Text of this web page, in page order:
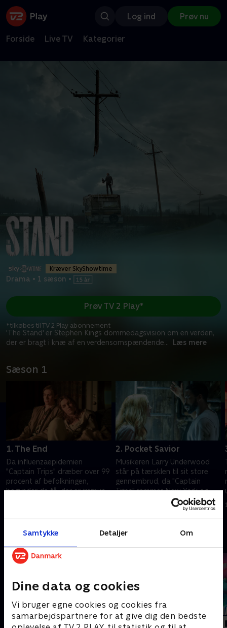
Samtykke Detaljer Om
Dine data og cookies
Vi bruger egne cookies og cookies fra
samarbejdspartnere for at give dig den bedste
Log ind Prøv nu
Forside Live TV Kategorier
Kræver SkyShowtime
Drama • 1 sæson •
'The Stand' er Stephen Kings dommedagsvision om en verden,
der er bragt i knæ af en verdensomspændende... Læs mere
Prøv TV 2 Play*
*tilkøbes til TV 2 Play abonnement
Sæson 1
1. The End
Da influenzaepidemien
"Captain Trips" dræber over 99
procent af befolkningen,
begynder de få, der er immune
2. Pocket Savior
Musikeren Larry Underwood
står på tærsklen til sit store
gennembrud, da "Captain
Trips" rammer New York og
udsletter næsten hele
17. december 2021 • 62 min
Andre så også